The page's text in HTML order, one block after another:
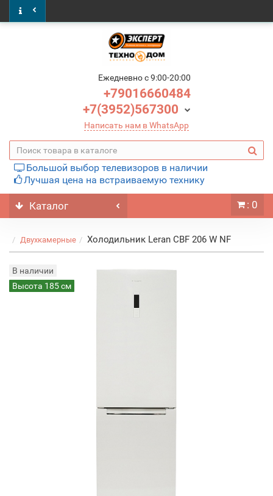
Ежедневно c 9:00-20:00
+79016660484
+7(3952)567300
Написать нам в WhatsApp
Большой выбор телевизоров в наличии
Лучшая цена на встраиваемую технику
Каталог : 0
Двухкамерные Холодильник Leran CBF 206 W NF
В наличии
Высота 185 см